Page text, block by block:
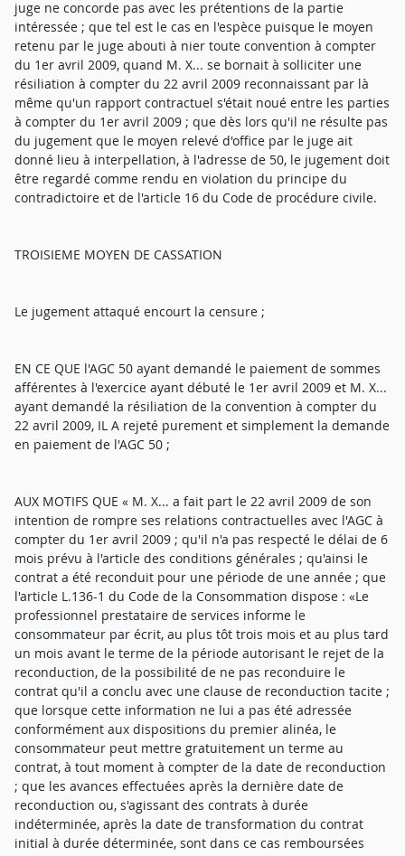
juge ne concorde pas avec les prétentions de la partie
intéressée ; que tel est le cas en l'espèce puisque le moyen
retenu par le juge abouti à nier toute convention à compter
du 1er avril 2009, quand M. X... se bornait à solliciter une
résiliation à compter du 22 avril 2009 reconnaissant par là
même qu'un rapport contractuel s'était noué entre les parties
à compter du 1er avril 2009 ; que dès lors qu'il ne résulte pas
du jugement que le moyen relevé d'office par le juge ait
donné lieu à interpellation, à l'adresse de 50, le jugement doit
être regardé comme rendu en violation du principe du
contradictoire et de l'article 16 du Code de procédure civile.
TROISIEME MOYEN DE CASSATION
Le jugement attaqué encourt la censure ;
EN CE QUE l'AGC 50 ayant demandé le paiement de sommes
afférentes à l'exercice ayant débuté le 1er avril 2009 et M. X...
ayant demandé la résiliation de la convention à compter du
22 avril 2009, IL A rejeté purement et simplement la demande
en paiement de l'AGC 50 ;
AUX MOTIFS QUE « M. X... a fait part le 22 avril 2009 de son
intention de rompre ses relations contractuelles avec l'AGC à
compter du 1er avril 2009 ; qu'il n'a pas respecté le délai de 6
mois prévu à l'article des conditions générales ; qu'ainsi le
contrat a été reconduit pour une période de une année ; que
l'article L.136-1 du Code de la Consommation dispose : «Le
professionnel prestataire de services informe le
consommateur par écrit, au plus tôt trois mois et au plus tard
un mois avant le terme de la période autorisant le rejet de la
reconduction, de la possibilité de ne pas reconduire le
contrat qu'il a conclu avec une clause de reconduction tacite ;
que lorsque cette information ne lui a pas été adressée
conformément aux dispositions du premier alinéa, le
consommateur peut mettre gratuitement un terme au
contrat, à tout moment à compter de la date de reconduction
; que les avances effectuées après la dernière date de
reconduction ou, s'agissant des contrats à durée
indéterminée, après la date de transformation du contrat
initial à durée déterminée, sont dans ce cas remboursées